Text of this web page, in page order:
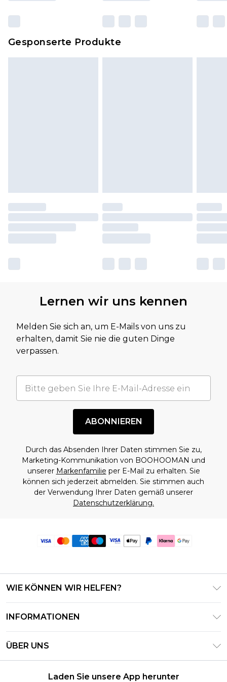
zurückgesendet werden.
Klickehierum unsere vollständigen
Gesponserte Produkte
Lernen wir uns kennen
Melden Sie sich an, um E-Mails von uns zu
erhalten, damit Sie nie die guten Dinge
verpassen.
ABONNIEREN
Durch das Absenden Ihrer Daten stimmen Sie zu,
Marketing-Kommunikation von BOOHOOMAN und
unserer Markenfamilie per E-Mail zu erhalten. Sie
können sich jederzeit abmelden. Sie stimmen auch
der Verwendung Ihrer Daten gemäß unserer
Datenschutzerklärung.
WIE KÖNNEN WIR HELFEN?
Meine Bestellung verfolgen & zurücksenden
Lieferoptionen
Rückgaberecht – Aktualisiert Mai 2026
INFORMATIONEN
Geschäftsbedingungen – Aktualisiert Juni 2026
Geschenkkarten-Guthaben
ÜBER UNS
Laden Sie unsere App herunter